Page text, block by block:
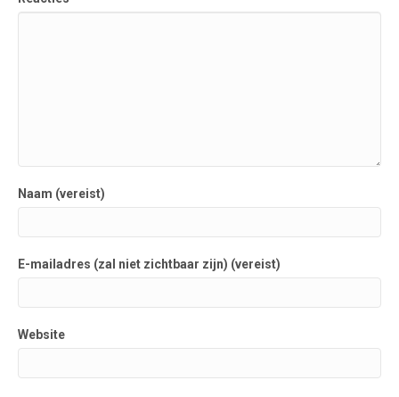
Naam (vereist)
E-mailadres (zal niet zichtbaar zijn) (vereist)
Website